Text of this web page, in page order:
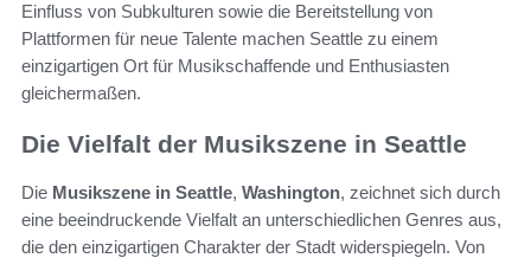
Einfluss von Subkulturen sowie die Bereitstellung von
Plattformen für neue Talente machen Seattle zu einem
einzigartigen Ort für Musikschaffende und Enthusiasten
gleichermaßen.
Die Vielfalt der Musikszene in Seattle
Die Musikszene in Seattle, Washington, zeichnet sich durch
eine beeindruckende Vielfalt an unterschiedlichen Genres aus,
die den einzigartigen Charakter der Stadt widerspiegeln. Von